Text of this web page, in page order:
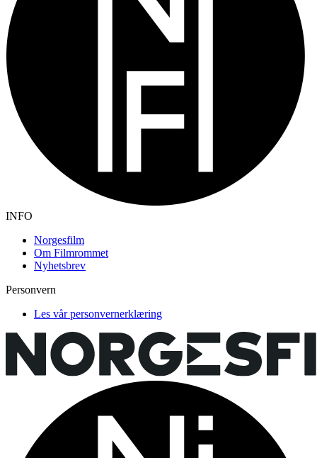
INFO
Norgesfilm
Om Filmrommet
Nyhetsbrev
Personvern
Les vår personvernerklæring